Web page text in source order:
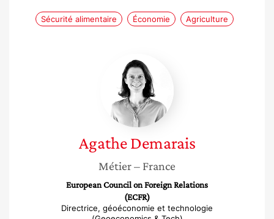
Sécurité alimentaire Économie Agriculture
Agathe
Demarais
Agathe Demarais
Métier– France
European Council on Foreign Relations
(ECFR)
Directrice, géoéconomie et technologie